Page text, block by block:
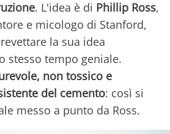
. L'idea è di Phillip Ross,
e micologo di Stanford,
la sua idea
stesso tempo geniale.
non tossico e
del cemento: così si
messo a punto da Ross.